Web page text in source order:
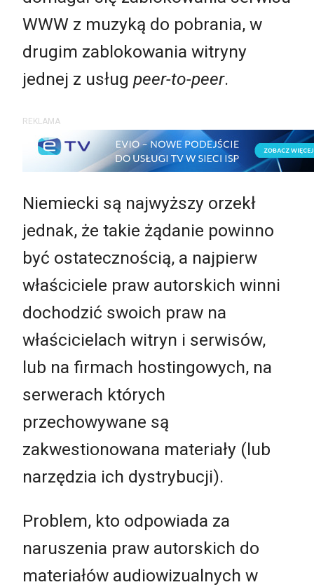
WWW z muzyką do pobrania, w
drugim zablokowania witryny
jednej z usług peer-to-peer.
REKLAMA
Niemiecki są najwyższy orzekł
jednak, że takie żądanie powinno
być ostatecznością, a najpierw
właściciele praw autorskich winni
dochodzić swoich praw na
właścicielach witryn i serwisów,
lub na firmach hostingowych, na
serwerach których
przechowywane są
zakwestionowana materiały (lub
narzędzia ich dystrybucji).
Problem, kto odpowiada za
naruszenia praw autorskich do
materiałów audiowizualnych w